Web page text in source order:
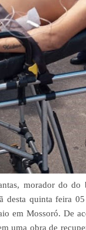
morador do do
quinta feira
em Mossoró. De
uma obra de